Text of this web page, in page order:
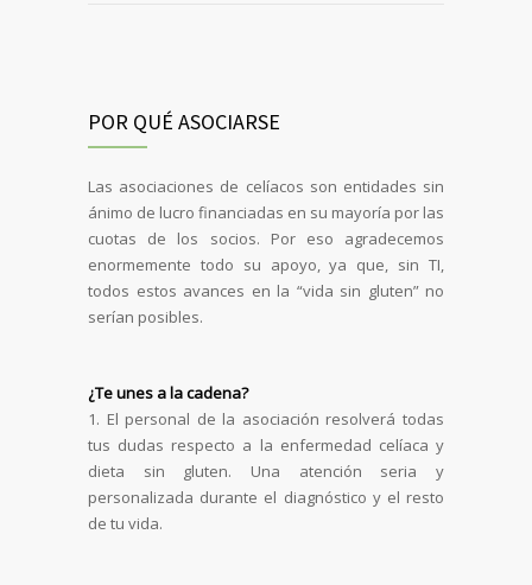
POR QUÉ ASOCIARSE
Las asociaciones de celíacos son entidades sin
ánimo de lucro financiadas en su mayoría por las
cuotas de los socios. Por eso agradecemos
enormemente todo su apoyo, ya que, sin TI,
todos estos avances en la “vida sin gluten” no
serían posibles.
¿Te unes a la cadena?
1. El personal de la asociación resolverá todas
tus dudas respecto a la enfermedad celíaca y
dieta sin gluten. Una atención seria y
personalizada durante el diagnóstico y el resto
de tu vida.